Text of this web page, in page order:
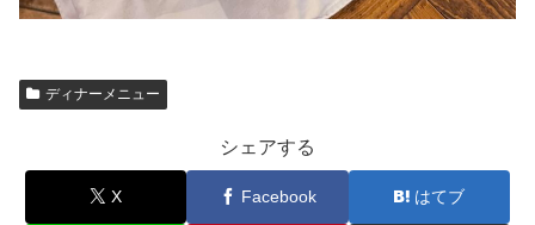
ディナーメニュー
シェアする
X Facebook はてブ